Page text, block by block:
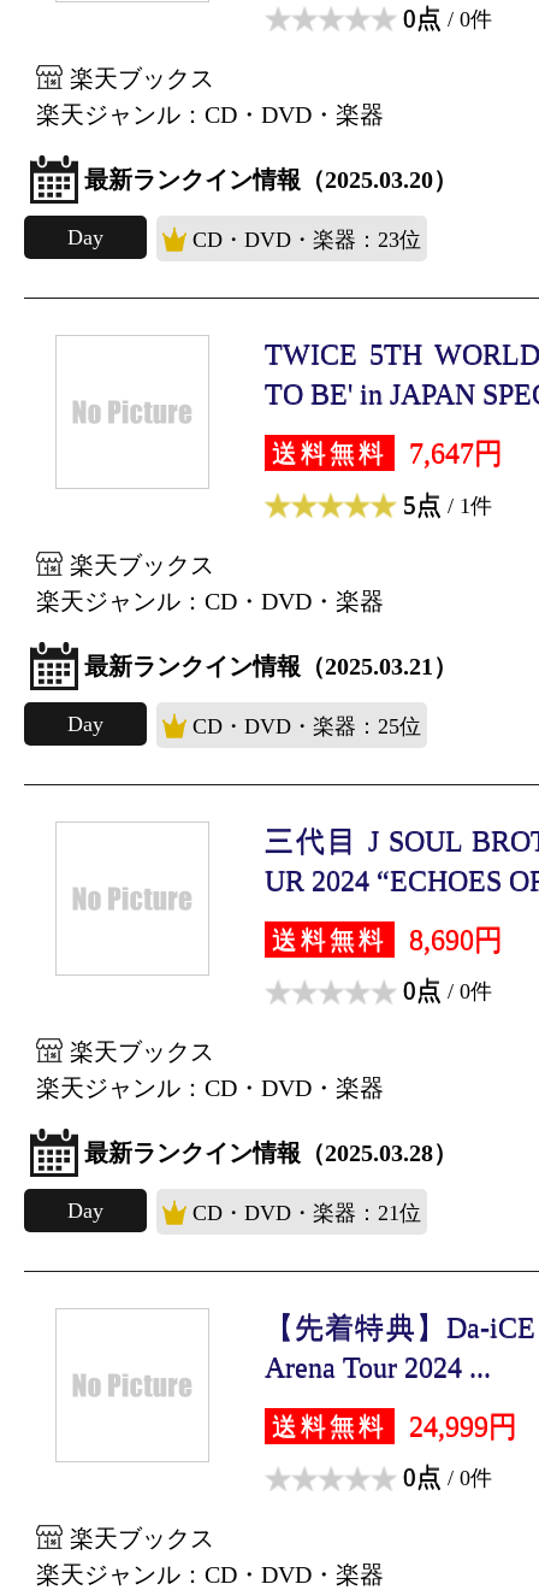
0点 / 0件
楽天ブックス
楽天ジャンル：CD・DVD・楽器
最新ランクイン情報（2025.03.20）
Day CD・DVD・楽器：23位
TWICE 5TH
TO BE' in JAPAN
送料無料 7,647円
5点 / 1件
楽天ブックス
楽天ジャンル：CD・DVD・楽器
最新ランクイン情報（2025.03.21）
Day CD・DVD・楽器：25位
三代目 J SOUL
UR 2024 “ECHOES
送料無料 8,690円
0点 / 0件
楽天ブックス
楽天ジャンル：CD・DVD・楽器
最新ランクイン情報（2025.03.28）
Day CD・DVD・楽器：21位
【先着特典】Da-
Arena Tour 2024 ...
送料無料 24,999円
0点 / 0件
楽天ブックス
楽天ジャンル：CD・DVD・楽器